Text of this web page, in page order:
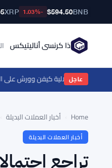
BNB
$594.50
-1.03%
XRP
ذا كرنسي أناليتيكس
عاجل
تضع استقلالية كيفن وورش على
Home أخبار العملات البديلة
أخبار العملات البديلة